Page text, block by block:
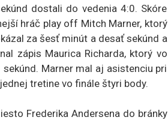
dostali do vedenia 4:0. Skóre
hráč play off Mitch Marner, ktorý
za šesť minút a desať sekúnd a
zápis Maurica Richarda, ktorý vo
Marner mal aj asistenciu pri
tretine vo finále štyri body.
Frederika Andersena do bránky